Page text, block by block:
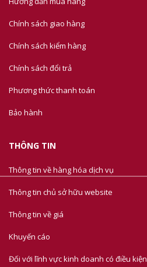
Chính sách giao hàng
Chính sách kiểm hàng
Chính sách đổi trả
Phương thức thanh toán
Bảo hành
THÔNG TIN
Thông tin về hàng hóa dịch vụ
Thông tin chủ sở hữu website
Thông tin về giá
Khuyến cáo
Đối với lĩnh vực kinh doanh có điều kiện